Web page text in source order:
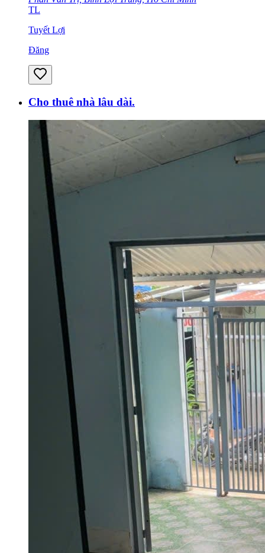
TL
Tuyết Lợi
Đăng
Cho thuê nhà lâu dài.